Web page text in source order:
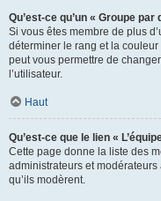
Qu’est-ce qu’un « Groupe par
Si vous êtes membre de plus
déterminer le rang et la
peut vous permettre de
l’utilisateur.
Haut
Qu’est-ce que le lien «
Cette page donne la liste des
administrateurs et
qu’ils modèrent.